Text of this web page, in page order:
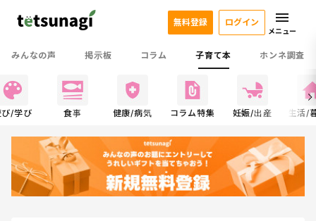
みんなの声 掲示板 コラム 子育て本 ホンネ調査
無料登録 ログイン
メニュー
び/学び 食事 健康/病気 コラム特集 妊娠/出産 生活/